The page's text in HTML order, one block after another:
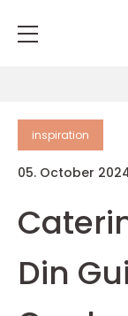
inspiration
05. October
Din